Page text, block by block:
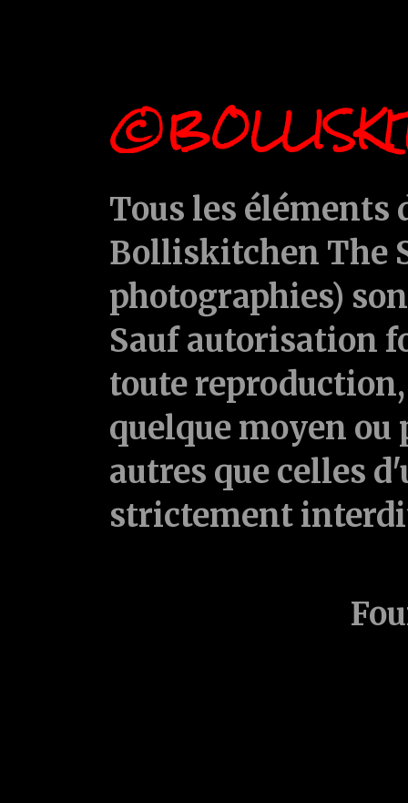
Tous les
Bolliskitchen The
photographies)
Sauf autorisation
toute
quelque moyen ou
autres que celles
strictement